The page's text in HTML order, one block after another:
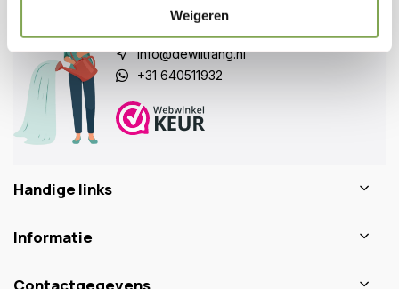
Weigeren
Veelgestelde vragen
0346 218 111
info@dewiltfang.nl
+31 640511932
Handige links
Informatie